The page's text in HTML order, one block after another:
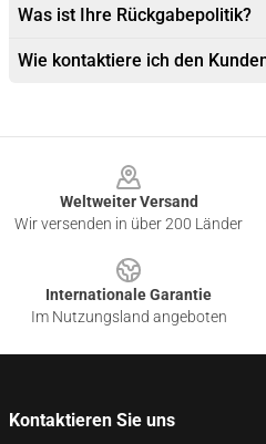
Was ist Ihre Rückgabepolitik?
Wie kontaktiere ich den
Weltweiter Versand
Wir versenden in über 200 Länder
Internationale Garantie
Im Nutzungsland angeboten
Kontaktieren Sie uns